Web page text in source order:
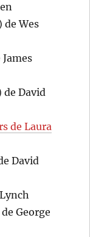
de Wes
de David
de Laura
David
George